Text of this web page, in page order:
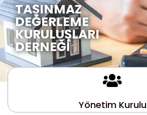
TAŞINMAZ
DEĞERLEME
KURULUŞLARI
DERNEĞİ
Yönetim Kurulu